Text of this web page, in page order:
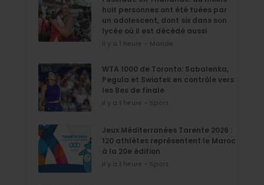
huit personnes ont été tuées par
un adolescent, dont six dans son
lycée où il est décédé aussi
il y a 1 heure - Monde
WTA 1000 de Toronto: Sabalenka,
Pegula et Swiatek en contrôle vers
les 8es de finale
il y a 1 heure - Sport
Jeux Méditerranées Tarente 2026 :
120 athlètes représentent le Maroc
à la 20e édition
il y a 1 heure - Sport